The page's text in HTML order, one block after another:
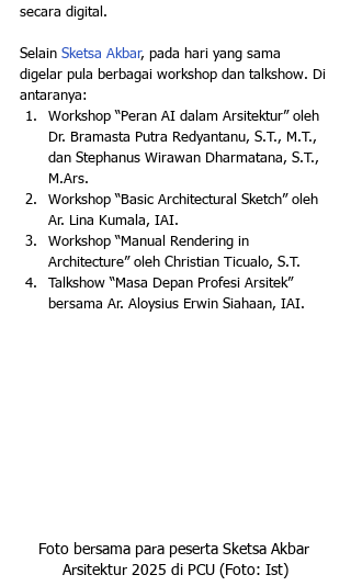
secara digital.
Selain Sketsa Akbar, pada hari yang sama
digelar pula berbagai workshop dan talkshow. Di
antaranya:
Workshop “Peran AI dalam Arsitektur” oleh
Dr. Bramasta Putra Redyantanu, S.T., M.T.,
dan Stephanus Wirawan Dharmatana, S.T.,
M.Ars.
Workshop “Basic Architectural Sketch” oleh
Ar. Lina Kumala, IAI.
Workshop “Manual Rendering in
Architecture” oleh Christian Ticualo, S.T.
Talkshow “Masa Depan Profesi Arsitek”
bersama Ar. Aloysius Erwin Siahaan, IAI.
Foto bersama para peserta Sketsa Akbar
Arsitektur 2025 di PCU (Foto: Ist)